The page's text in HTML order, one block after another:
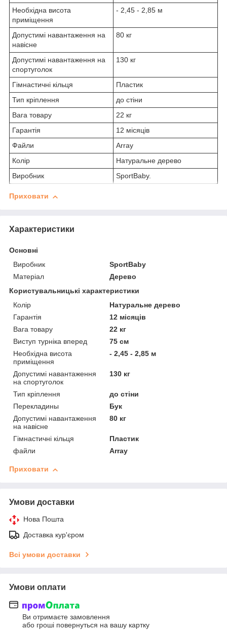
Необхідна висота
приміщення
- 2,45 - 2,85 м
Допустимі навантаження на
навісне
80 кг
Допустимі навантаження на
спортуголок
130 кг
Гімнастичні кільця
Пластик
Тип кріплення
до стіни
Вага товару
22 кг
Гарантія
12 місяців
Файли
Array
Колір
Натуральне дерево
Виробник
SportBaby.
Приховати
Характеристики
Основні
Виробник
SportBaby
Матеріал
Дерево
Користувальницькі характеристики
Колір
Натуральне дерево
Гарантія
12 місяців
Вага товару
22 кг
Виступ турніка вперед
75 см
Необхідна висота
приміщення
- 2,45 - 2,85 м
Допустимі навантаження
на спортуголок
130 кг
Тип кріплення
до стіни
Перекладины
Бук
Допустимі навантаження
на навісне
80 кг
Гімнастичні кільця
Пластик
файли
Array
Приховати
Умови доставки
Нова Пошта
Доставка кур'єром
Всі умови доставки
Умови оплати
Ви отримаєте замовлення
або гроші повернуться на вашу картку